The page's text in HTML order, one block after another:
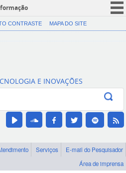
CORONAVÍRUS (COVID-19)
Canais
CONTRASTE MAPA DO SITE
E INOVAÇÕES
Serviços
E-mail do Pesquisador
Área de imprensa